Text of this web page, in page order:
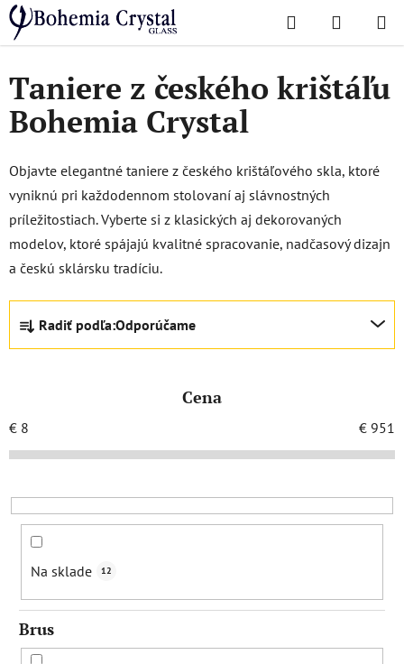
Prejsť
na
obsah
Hľadať
KOŠÍK
Domov
/ Dózy a misy Taniere
Taniere z českého krištáľu
Bohemia Crystal
Objavte elegantné taniere z českého krištáľového skla, ktoré
vyniknú pri každodennom stolovaní aj slávnostných
príležitostiach. Vyberte si z klasických aj dekorovaných
modelov, ktoré spájajú kvalitné spracovanie, nadčasový dizajn
a českú sklársku tradíciu.
R
d
i
e
r
o
o
Radiť podľa:Odporúčame
Cena
€ 8 € 951
Na sklade 12
Brus